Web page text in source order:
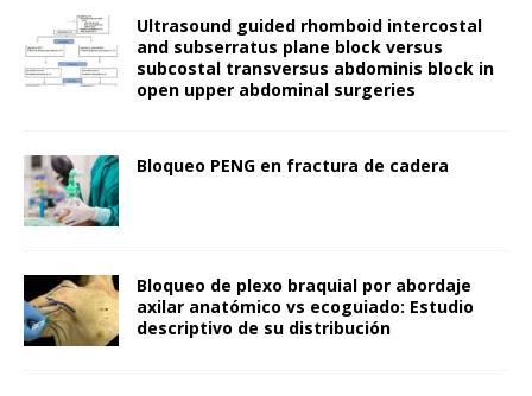
Ultrasound guided rhomboid intercostal
and subserratus plane block versus
subcostal transversus abdominis block in
open upper abdominal surgeries
Bloqueo PENG en fractura de cadera
Bloqueo de plexo braquial por abordaje
axilar anatómico vs ecoguiado: Estudio
descriptivo de su distribución